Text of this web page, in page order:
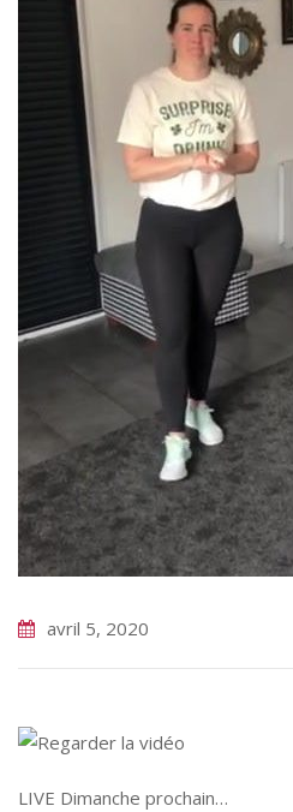
avril 5, 2020
LIVE Dimanche prochain…